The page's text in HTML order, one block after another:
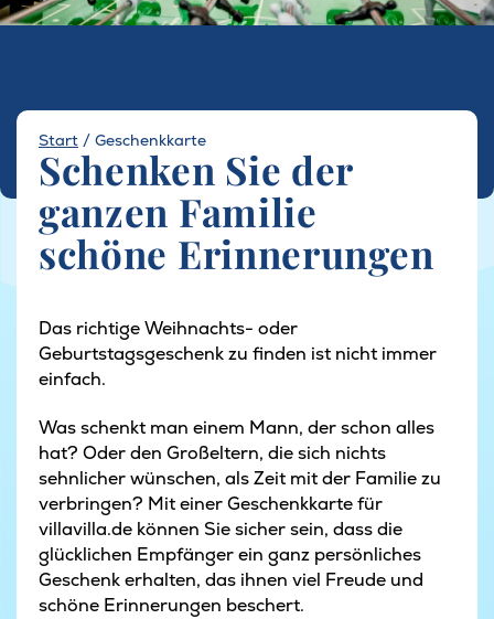
Start / Geschenkkarte
Schenken Sie der
ganzen Familie
schöne Erinnerungen
Das richtige Weihnachts- oder
Geburtstagsgeschenk zu finden ist nicht immer
einfach.
Was schenkt man einem Mann, der schon alles
hat? Oder den Großeltern, die sich nichts
sehnlicher wünschen, als Zeit mit der Familie zu
verbringen? Mit einer Geschenkkarte für
villavilla.de können Sie sicher sein, dass die
glücklichen Empfänger ein ganz persönliches
Geschenk erhalten, das ihnen viel Freude und
schöne Erinnerungen beschert.